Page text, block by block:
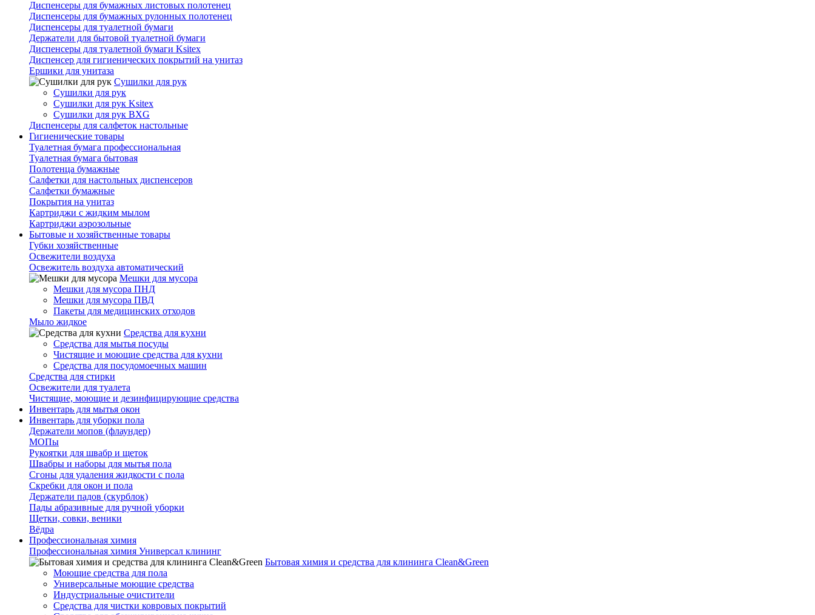
Диспенсеры для бумажных листовых полотенец
Диспенсеры для бумажных рулонных полотенец
Диспенсеры для туалетной бумаги
Держатели для бытовой туалетной бумаги
Диспенсеры для туалетной бумаги Ksitex
Диспенсер для гигиенических покрытий на унитаз
Ершики для унитаза
Сушилки для рук
Сушилки для рук
Сушилки для рук Ksitex
Сушилки для рук BXG
Диспенсеры для салфеток настольные
Гигиенические товары
Туалетная бумага профессиональная
Туалетная бумага бытовая
Полотенца бумажные
Салфетки для настольных диспенсеров
Салфетки бумажные
Покрытия на унитаз
Картриджи с жидким мылом
Картриджи аэрозольные
Бытовые и хозяйственные товары
Губки хозяйственные
Освежители воздуха
Освежитель воздуха автоматический
Мешки для мусора
Мешки для мусора ПНД
Мешки для мусора ПВД
Пакеты для медицинских отходов
Мыло жидкое
Средства для кухни
Средства для мытья посуды
Чистящие и моющие средства для кухни
Средства для посудомоечных машин
Средства для стирки
Освежители для туалета
Чистящие, моющие и дезинфицирующие средства
Инвентарь для мытья окон
Инвентарь для уборки пола
Держатели мопов (флаундер)
МОПы
Рукоятки для швабр и щеток
Швабры и наборы для мытья пола
Сгоны для удаления жидкости с пола
Скребки для окон и пола
Держатели падов (скурблок)
Пады абразивные для ручной уборки
Щетки, совки, веники
Вёдра
Профессиональная химия
Профессиональная химия Универсал клининг
Бытовая химия и средства для клининга Clean&Green
Моющие средства для пола
Универсальные моющие средства
Индустриальные очистители
Средства для чистки ковровых покрытий